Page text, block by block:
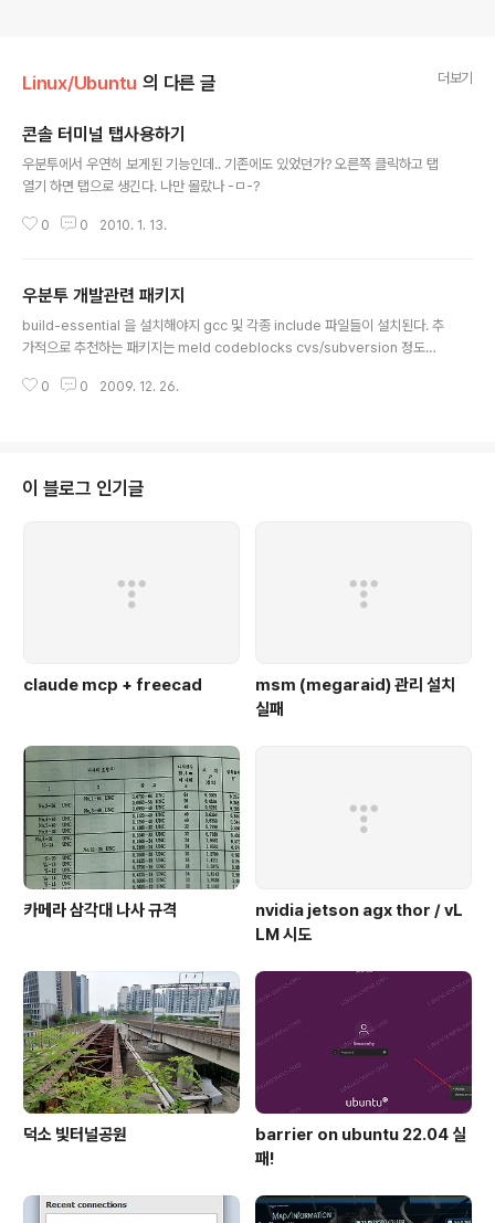
Linux/Ubuntu 의 다른 글 더보기
콘솔 터미널 탭사용하기
우분투에서 우연히 보게된 기능인데.. 기존에도 있었던가? 오른쪽 클릭하고 탭
열기 하면 탭으로 생긴다. 나만 몰랐나 -ㅁ-?
0 0 2010. 1. 13.
우분투 개발관련 패키지
build-essential 을 설치해야지 gcc 및 각종 include 파일들이 설치된다. 추
가적으로 추천하는 패키지는 meld codeblocks cvs/subversion 정도면
u-linux-gcc-install.html]
0 0 2009. 12. 26.
이 블로그 인기글
claude mcp + freecad
msm (megaraid) 관리 설치
실패
카메라 삼각대 나사 규격
nvidia jetson agx thor / vL
LM 시도
덕소 빛터널공원
barrier on ubuntu 22.04 실
패!